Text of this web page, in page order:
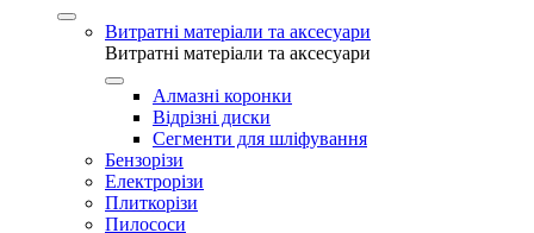
Витратні матеріали та аксесуари
Витратні матеріали та аксесуари
Алмазні коронки
Відрізні диски
Сегменти для шліфування
Бензорізи
Електрорізи
Плиткорізи
Пилососи